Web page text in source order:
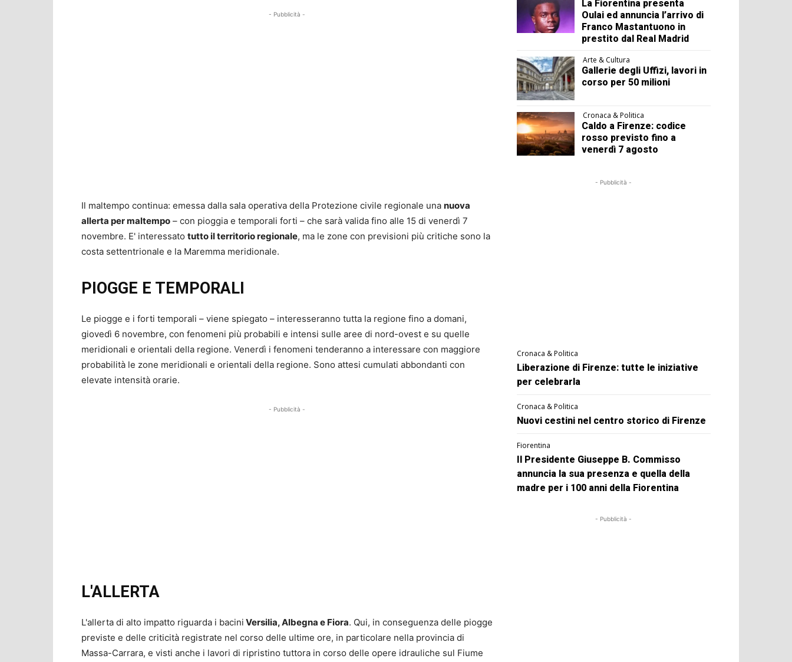
- Pubblicità -
Il maltempo continua: emessa dalla sala operativa della Protezione civile regionale una nuova
allerta per maltempo – con pioggia e temporali forti – che sarà valida fino alle 15 di venerdì 7
novembre. E' interessato tutto il territorio regionale, ma le zone con previsioni più critiche sono la
costa settentrionale e la Maremma meridionale.
PIOGGE E TEMPORALI
Le piogge e i forti temporali – viene spiegato – interesseranno tutta la regione fino a domani,
giovedì 6 novembre, con fenomeni più probabili e intensi sulle aree di nord-ovest e su quelle
meridionali e orientali della regione. Venerdì i fenomeni tenderanno a interessare con maggiore
probabilità le zone meridionali e orientali della regione. Sono attesi cumulati abbondanti con
elevate intensità orarie.
- Pubblicità -
L'ALLERTA
L'allerta di alto impatto riguarda i bacini Versilia, Albegna e Fiora. Qui, in conseguenza delle piogge
previste e delle criticità registrate nel corso delle ultime ore, in particolare nella provincia di
Massa-Carrara, e visti anche i lavori di ripristino tuttora in corso delle opere idrauliche sul Fiume
La Fiorentina presenta
Oulai ed annuncia l’arrivo di
Franco Mastantuono in
prestito dal Real Madrid
Arte & Cultura
Gallerie degli Uffizi, lavori in
corso per 50 milioni
Cronaca & Politica
Caldo a Firenze: codice
rosso previsto fino a
venerdì 7 agosto
- Pubblicità -
Cronaca & Politica
Liberazione di Firenze: tutte le iniziative
per celebrarla
Cronaca & Politica
Nuovi cestini nel centro storico di Firenze
Fiorentina
Il Presidente Giuseppe B. Commisso
annuncia la sua presenza e quella della
madre per i 100 anni della Fiorentina
- Pubblicità -